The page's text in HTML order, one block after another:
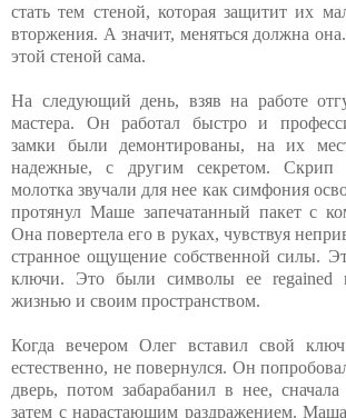
стать тем стеной, которая защитит их
вторжения. А значит, меняться должна
этой стеной сама.
На следующий день, взяв на работе
мастера. Он работал быстро и
замки были демонтированы, на их
надежные, с другим секретом. Скрип
молотка звучали для нее как симфония
протянул Маше запечатанный пакет с
Она повертела его в руках, чувствуя
странное ощущение собственной силы.
ключи. Это были символы ее regained
жизнью и своим пространством.
Когда вечером Олег вставил свой
естественно, не повернулся. Он
дверь, потом забарабанил в нее,
затем с нарастающим раздражением.